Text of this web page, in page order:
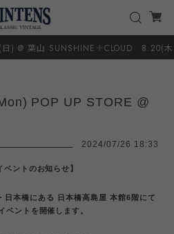
＋CLOUD 8.20(木) ~ 8.23(日) @ 恵比
POP UP STORE @
2024/07/26 18:33
ントのお知らせ】
本橋にある 日本橋高島屋 本館6階にて
ントを開催します。